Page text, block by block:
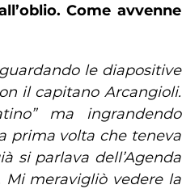
Come avvenne
le diapositive
il capitano Arcangioli.
ma ingrandendo
prima volta che teneva
si parlava dell’Agenda
Mi meravigliò vedere la